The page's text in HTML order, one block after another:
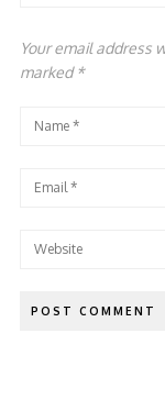
Your email address
marked*